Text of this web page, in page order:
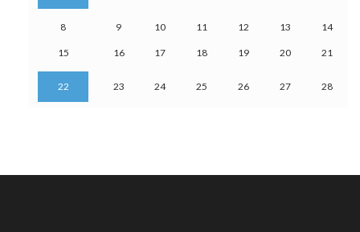
8 9 10 11 12 13 14
15 16 17 18 19 20 21
22 23 24 25 26 27 28